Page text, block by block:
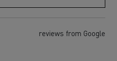
reviews from Google